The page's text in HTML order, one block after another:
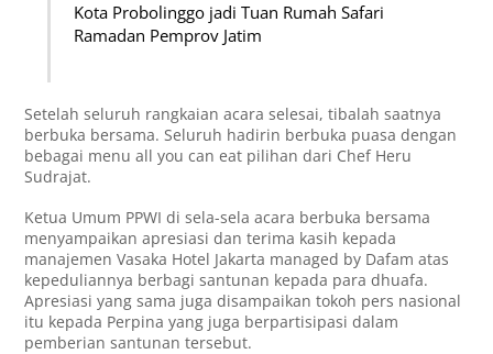
Kota Probolinggo jadi Tuan Rumah Safari
Ramadan Pemprov Jatim
Setelah seluruh rangkaian acara selesai, tibalah saatnya
berbuka bersama. Seluruh hadirin berbuka puasa dengan
bebagai menu all you can eat pilihan dari Chef Heru
Sudrajat.
Ketua Umum PPWI di sela-sela acara berbuka bersama
menyampaikan apresiasi dan terima kasih kepada
manajemen Vasaka Hotel Jakarta managed by Dafam atas
kepeduliannya berbagi santunan kepada para dhuafa.
Apresiasi yang sama juga disampaikan tokoh pers nasional
itu kepada Perpina yang juga berpartisipasi dalam
pemberian santunan tersebut.